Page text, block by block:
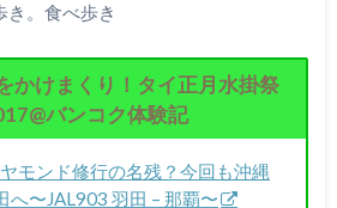
。食べ歩き
かけまくり！タイ正月水掛祭
バンコク体験記
モンド修行の名残？今回も沖縄
へ〜JAL903 羽田 – 那覇〜